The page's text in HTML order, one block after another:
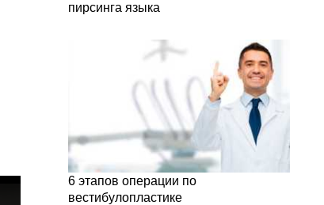
пирсинга языка
6 этапов операции по
вестибулопластике